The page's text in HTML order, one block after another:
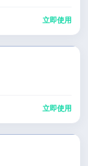
立即使用
立即使用